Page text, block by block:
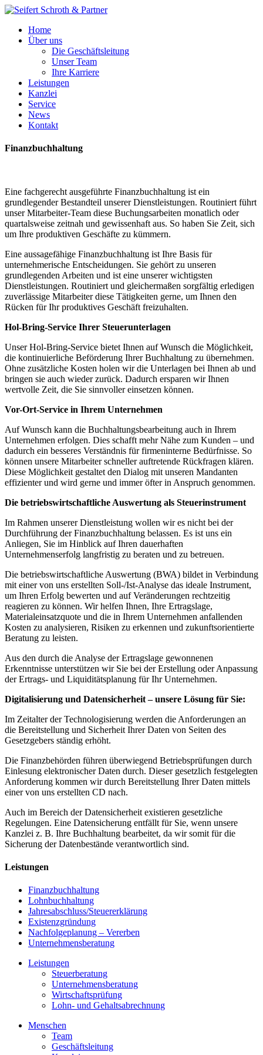
Home
Über uns
Die Geschäftsleitung
Unser Team
Ihre Karriere
Leistungen
Kanzlei
Service
News
Kontakt
Finanzbuchhaltung
Eine fachgerecht ausgeführte Finanzbuchhaltung ist ein
grundlegender Bestandteil unserer Dienstleistungen. Routiniert führt
unser Mitarbeiter-Team diese Buchungsarbeiten monatlich oder
quartalsweise zeitnah und gewissenhaft aus. So haben Sie Zeit, sich
um Ihre produktiven Geschäfte zu kümmern.
Eine aussagefähige Finanzbuchhaltung ist Ihre Basis für
unternehmerische Entscheidungen. Sie gehört zu unseren
grundlegenden Arbeiten und ist eine unserer wichtigsten
Dienstleistungen. Routiniert und gleichermaßen sorgfältig erledigen
zuverlässige Mitarbeiter diese Tätigkeiten gerne, um Ihnen den
Rücken für Ihr produktives Geschäft freizuhalten.
Hol-Bring-Service Ihrer Steuerunterlagen
Unser Hol-Bring-Service bietet Ihnen auf Wunsch die Möglichkeit,
die kontinuierliche Beförderung Ihrer Buchhaltung zu übernehmen.
Ohne zusätzliche Kosten holen wir die Unterlagen bei Ihnen ab und
bringen sie auch wieder zurück. Dadurch ersparen wir Ihnen
wertvolle Zeit, die Sie sinnvoller einsetzen können.
Vor-Ort-Service in Ihrem Unternehmen
Auf Wunsch kann die Buchhaltungsbearbeitung auch in Ihrem
Unternehmen erfolgen. Dies schafft mehr Nähe zum Kunden – und
dadurch ein besseres Verständnis für firmeninterne Bedürfnisse. So
können unsere Mitarbeiter schneller auftretende Rückfragen klären.
Diese Möglichkeit gestaltet den Dialog mit unseren Mandanten
effizienter und wird gerne und immer öfter in Anspruch genommen.
Die betriebswirtschaftliche Auswertung als Steuerinstrument
Im Rahmen unserer Dienstleistung wollen wir es nicht bei der
Durchführung der Finanzbuchhaltung belassen. Es ist uns ein
Anliegen, Sie im Hinblick auf Ihren dauerhaften
Unternehmenserfolg langfristig zu beraten und zu betreuen.
Die betriebswirtschaftliche Auswertung (BWA) bildet in Verbindung
mit einer von uns erstellten Soll-/Ist-Analyse das ideale Instrument,
um Ihren Erfolg bewerten und auf Veränderungen rechtzeitig
reagieren zu können. Wir helfen Ihnen, Ihre Ertragslage,
Materialeinsatzquote und die in Ihrem Unternehmen anfallenden
Kosten zu analysieren, Risiken zu erkennen und zukunftsorientierte
Beratung zu leisten.
Aus den durch die Analyse der Ertragslage gewonnenen
Erkenntnisse unterstützen wir Sie bei der Erstellung oder Anpassung
der Ertrags- und Liquiditätsplanung für Ihr Unternehmen.
Digitalisierung und Datensicherheit – unsere Lösung für Sie:
Im Zeitalter der Technologisierung werden die Anforderungen an
die Bereitstellung und Sicherheit Ihrer Daten von Seiten des
Gesetzgebers ständig erhöht.
Die Finanzbehörden führen überwiegend Betriebsprüfungen durch
Einlesung elektronischer Daten durch. Dieser gesetzlich festgelegten
Anforderung kommen wir durch Bereitstellung Ihrer Daten mittels
einer von uns erstellten CD nach.
Auch im Bereich der Datensicherheit existieren gesetzliche
Regelungen. Eine Datensicherung entfällt für Sie, wenn unsere
Kanzlei z. B. Ihre Buchhaltung bearbeitet, da wir somit für die
Sicherung der Datenbestände verantwortlich sind.
Leistungen
Finanzbuchhaltung
Lohnbuchhaltung
Jahresabschluss/Steuererklärung
Existenzgründung
Nachfolgeplanung – Vererben
Unternehmensberatung
Leistungen
Steuerberatung
Unternehmensberatung
Wirtschaftsprüfung
Lohn- und Gehaltsabrechnung
Menschen
Team
Geschäftsleitung